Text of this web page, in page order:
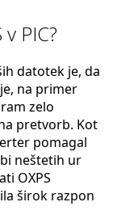
PIC?
datotek je, da
na primer
zelo
pretvorb. Kot
pomagal
neštetih ur
OXPS
širok razpon